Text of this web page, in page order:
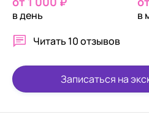
в день
в
Читать 10 отзывов
Записаться на